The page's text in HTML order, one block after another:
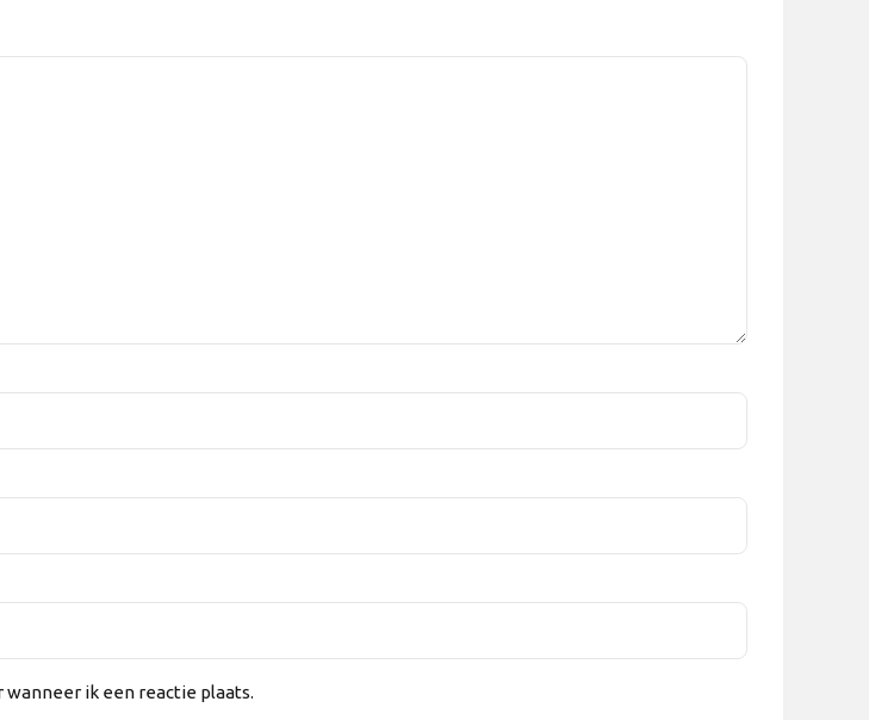
ik een reactie plaats.